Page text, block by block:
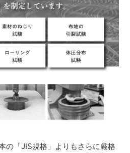
の「JIS規格」よりもさらに厳格